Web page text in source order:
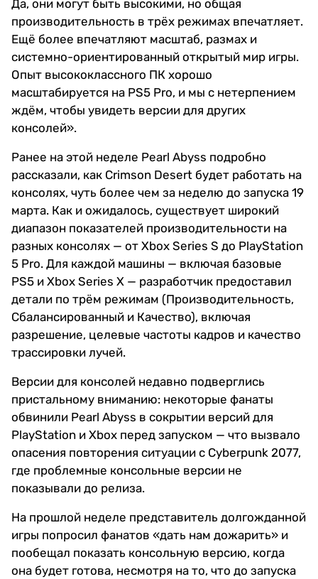
Да, они могут быть высокими, но общая
производительность в трёх режимах впечатляет.
Ещё более впечатляют масштаб, размах и
системно-ориентированный открытый мир игры.
Опыт высококлассного ПК хорошо
масштабируется на PS5 Pro, и мы с нетерпением
ждём, чтобы увидеть версии для других
консолей».
Ранее на этой неделе Pearl Abyss подробно
рассказали, как Crimson Desert будет работать на
консолях, чуть более чем за неделю до запуска 19
марта. Как и ожидалось, существует широкий
диапазон показателей производительности на
разных консолях — от Xbox Series S до PlayStation
5 Pro. Для каждой машины — включая базовые
PS5 и Xbox Series X — разработчик предоставил
детали по трём режимам (Производительность,
Сбалансированный и Качество), включая
разрешение, целевые частоты кадров и качество
трассировки лучей.
Версии для консолей недавно подверглись
пристальному вниманию: некоторые фанаты
обвинили Pearl Abyss в сокрытии версий для
PlayStation и Xbox перед запуском — что вызвало
опасения повторения ситуации с Cyberpunk 2077,
где проблемные консольные версии не
показывали до релиза.
На прошлой неделе представитель долгожданной
игры попросил фанатов «дать нам дожарить» и
пообещал показать консольную версию, когда
она будет готова, несмотря на то, что до запуска